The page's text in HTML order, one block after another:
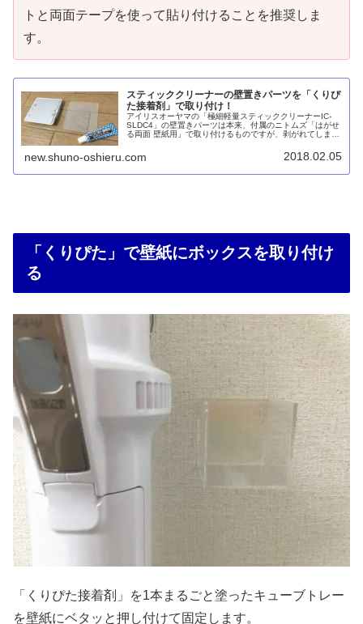
トと両面テープを使って貼り付けることを推奨しま
す。
スティッククリーナーの壁置きパーツを「くりぴ
た接着剤」で取り付け！
アイリスオーヤマの「極細軽量スティッククリーナーIC-
SLDC4」の壁置きパーツは本来、付属のニトムズ「はがせ
る両面 壁紙用」で取り付けるものですが、剥がれてしまっ
new.shuno-oshieru.com 2018.02.05
「くりぴた」で壁紙にボックスを取り付け
る
「くりぴた接着剤」を1本まるごと塗ったキューブトレー
を壁紙にベタッと押し付けて固定します。